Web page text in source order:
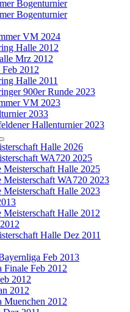
Bogenturnier
Bogenturnier
VM 2024
Halle 2012
Mrz 2012
2012
Halle 2011
900er Runde 2023
VM 2023
2033
Hallenturnier 2023
Halle 2026
WA720 2025
Meisterschaft Halle 2025
Meisterschaft WA720 2023
Meisterschaft Halle 2023
Meisterschaft Halle 2012
Halle Dez 2011
Feb 2013
Finale Feb 2012
2012
2012
Muenchen 2012